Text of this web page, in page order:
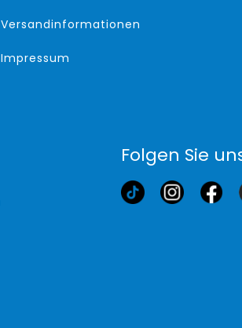
Versandinformationen
Impressum
Folgen Sie